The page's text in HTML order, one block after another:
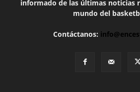
informado de las últimas noticias
mundo del
Contáctanos: